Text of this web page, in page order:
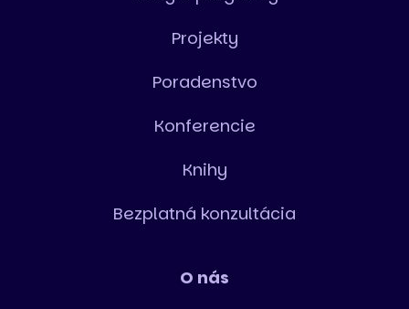
Projekty
Poradenstvo
Konferencie
Knihy
Bezplatná konzultácia
O nás